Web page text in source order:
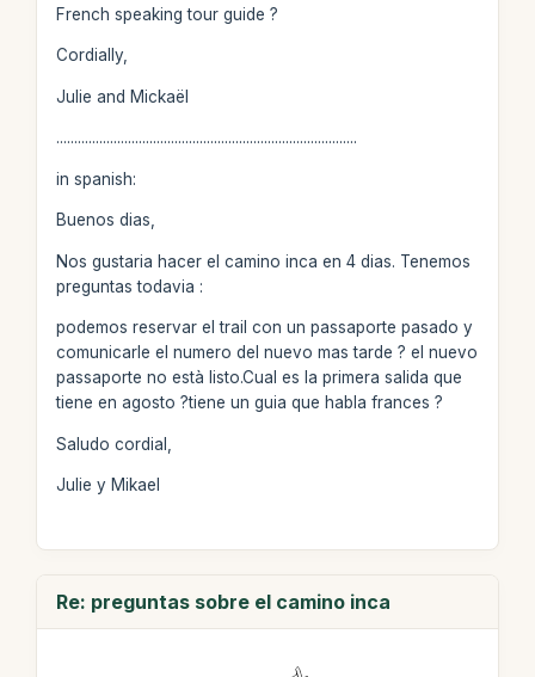
French speaking tour guide ?
Cordially,
Julie and Mickaël
....................................................................................
in spanish:
Buenos dias,
Nos gustaria hacer el camino inca en 4 dias. Tenemos
preguntas todavia :
podemos reservar el trail con un passaporte pasado y
comunicarle el numero del nuevo mas tarde ? el nuevo
passaporte no està listo.Cual es la primera salida que
tiene en agosto ?tiene un guia que habla frances ?
Saludo cordial,
Julie y Mikael
Re: preguntas sobre el camino inca